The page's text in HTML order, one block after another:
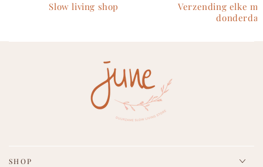
Slow living shop
Verzending elke
donderdag
SHOP